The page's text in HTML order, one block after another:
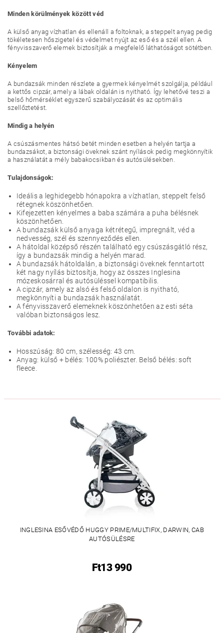
Minden körülmények között véd
A külső anyag vízhatlan és ellenáll a foltoknak, a steppelt anyag pedig
tökéletesen hőszigetel és védelmet nyújt az eső és a szél ellen. A
fényvisszaverő elemek biztosítják a megfelelő láthatóságot sötétben.
Kényelem
A bundazsák minden részlete a gyermek kényelmét szolgálja, például
a kettős cipzár, amely a lábak oldalán is nyitható. Így lehetővé teszi a
belső hőmérséklet egyszerű szabályozását és az optimális
szellőztetést.
Mindig a helyén
A csúszásmentes hátsó betét minden esetben a helyén tartja a
bundazsákot, a biztonsági öveknek szánt nyílások pedig megkönnyítik
a használatát a mély babakocsikban és autósülésekben.
Tulajdonságok:
Ideális a leghidegebb hónapokra a vízhatlan, steppelt felső
rétegnek köszönhetően.
Kifejezetten kényelmes a baba számára a puha bélésnek
köszönhetően.
A bundazsák külső anyaga kétrétegű, impregnált, véd a
nedvesség, szél és szennyeződés ellen.
A hátoldal középső részén található egy csúszásgátló rész,
így a bundazsák mindig a helyén marad.
A bundazsák hátoldalán, a biztonsági öveknek fenntartott
két nagy nyílás biztosítja, hogy az összes Inglesina
mózeskosárral és autósüléssel kompatibilis.
A cipzár, amely az alsó és felső oldalon is nyitható,
megkönnyíti a bundazsák használatát.
A fényvisszaverő elemeknek köszönhetően az esti séta
valóban biztonságos lesz.
További adatok:
Hosszúság: 80 cm, szélesség: 43 cm.
Anyag: külső + bélés: 100% poliészter. Belső bélés: soft
fleece.
INGLESINA ESŐVÉDŐ HUGGY PRIME/MULTIFIX, DARWIN, CAB
AUTÓSÜLÉSRE
Ft13 990